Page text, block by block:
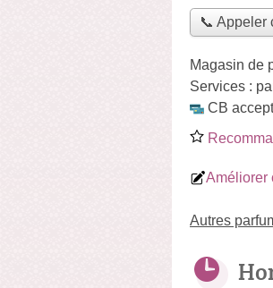
📞 Appeler
Magasin de
Services :
CB
Améliorer
Autres